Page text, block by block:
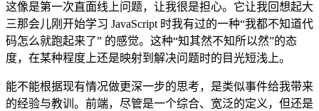
这像是第一次直面线上问题，让我很是担心。它让我回想起大
三那会儿刚开始学习 JavaScript 时我有过的一种“我都不知道代
码怎么就跑起来了” 的感觉。这种“知其然不知所以然”的态
度，在某种程度上还是映射到解决问题时的目光短浅上。
能不能根据现有情况做更深一步的思考，是类似事件给我带来
的经验与教训。前端，尽管是一个综合、宽泛的定义，但还是